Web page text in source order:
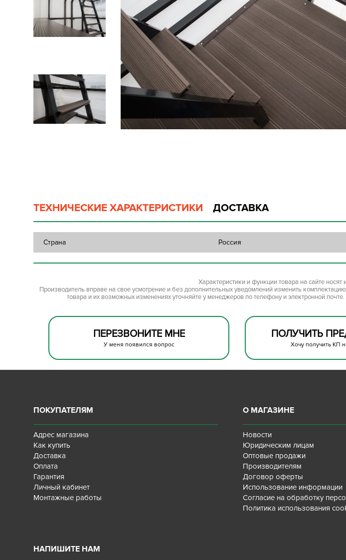
ТЕХНИЧЕСКИЕ ХАРАКТЕРИСТИКИ ДОСТАВКА
Страна Россия
Характеристики и функции товара на сайте
Производитель вправе на свое усмотрение и без дополнительных уведомлений изменить
товара и их возможных изменениях уточняйте у менеджеров по телефону и электронной
ПЕРЕЗВОНИТЕ МНЕ
У меня появился вопрос
ПОЛУЧИТЬ
Хочу получить КП
ПОКУПАТЕЛЯМ
Адрес магазина
Как купить
Доставка
Оплата
Гарантия
Личный кабинет
Монтажные работы
О МАГАЗИНЕ
Новости
Юридическим лицам
Оптовые продажи
Производителям
Договор оферты
Использование информации
Согласие на обработку
Политика использования
НАПИШИТЕ НАМ